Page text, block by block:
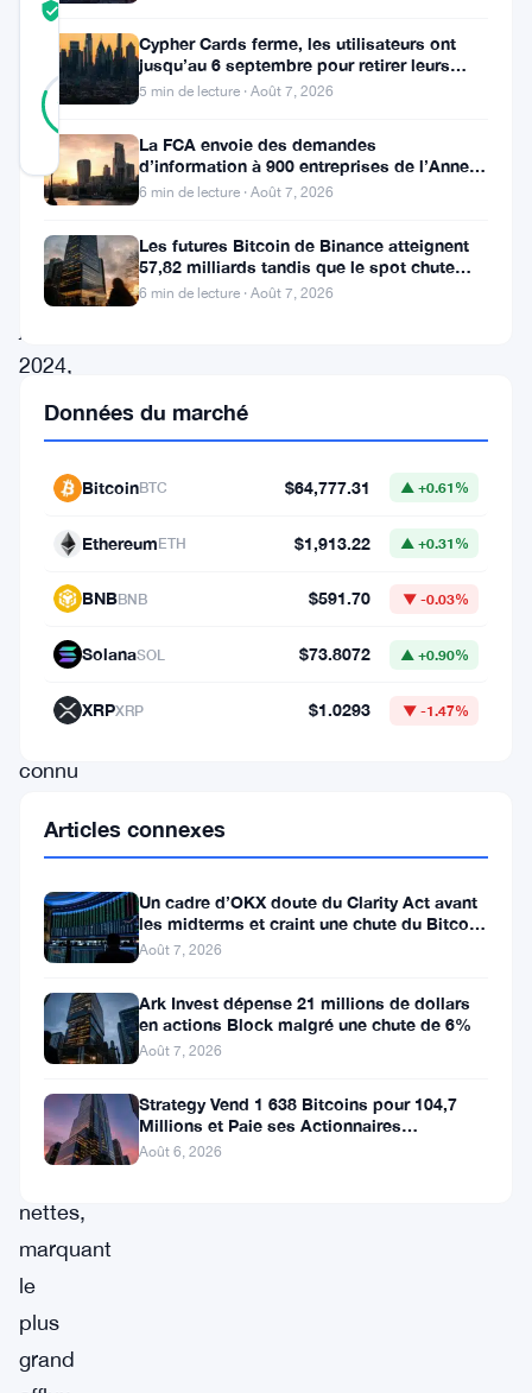
SCORE
81%
Vérifié
26
votes
Mis à jour 2 ans il y a
lundi
1er
2024,
les
fonds
négociés
bourse
(ETF)
comptant
connu
hausse
des
investissements,
avec
129,45
millions
dollars
nettes,
marquant
le
plus
grand
Cypher Cards ferme, les utilisateurs ont
jusqu’au 6 septembre pour retirer leurs
fonds
5 min de lecture · Août 7, 2026
La FCA envoie des demandes
d’information à 900 entreprises de l’Annexe
1 contre le blanchiment
6 min de lecture · Août 7, 2026
Les futures Bitcoin de Binance atteignent
57,82 milliards tandis que le spot chute
huit fois
6 min de lecture · Août 7, 2026
Données du marché
BitcoinBTC $64,777.31 ▲ +0.61%
EthereumETH $1,913.22 ▲ +0.31%
BNBBNB $591.70 ▼ -0.03%
SolanaSOL $73.8072 ▲ +0.90%
XRPXRP $1.0293 ▼ -1.47%
Articles connexes
Un cadre d’OKX doute du Clarity Act avant
les midterms et craint une chute du Bitcoin
à 55 000 $
Août 7, 2026
Ark Invest dépense 21 millions de dollars
en actions Block malgré une chute de 6%
Août 7, 2026
Strategy Vend 1 638 Bitcoins pour 104,7
Millions et Paie ses Actionnaires
Privilégiés
Août 6, 2026